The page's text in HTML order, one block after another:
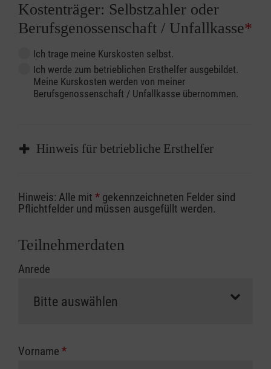
Kostenträger: Selbstzahler oder
Berufsgenossenschaft / Unfallkasse*
Ich trage meine Kurskosten selbst.
Ich werde zum betrieblichen Ersthelfer ausgebildet.
Meine Kurskosten werden von meiner
Berufsgenossenschaft / Unfallkasse übernommen.
Hinweis für betriebliche Ersthelfer
Sofern Sie ein Kostenübernahmeverfahren
Ihrer Berufsgenossenschaft / Unfallkasse
Abrechnungsunterlagen spätestens zu
erfolgt eine Abrechnung der vollen Kursgebühr
Die notwendigen Formulare für die
zuständigen Berufsgenossenschaft oder
Hinweis: Alle mit * gekennzeichneten Felder sind
Pflichtfelder und müssen ausgefüllt werden.
Teilnehmerdaten
Anrede
Vorname *